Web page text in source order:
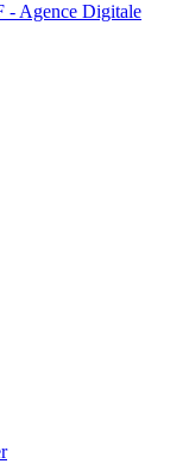
Agence Digitale